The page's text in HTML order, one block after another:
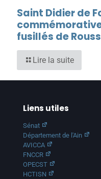
Saint Didier de
fusillés de
Lire la suite
Liens utiles
Sénat
Département de l'Ain
AVICCA
FNCCR
OPECST
HCTISN